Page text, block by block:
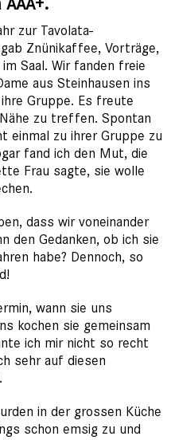
zur Tavolata-
Znünikaffee, Vorträge,
Saal. Wir fanden freie
aus Steinhausen ins
Gruppe. Es freute
zu treffen. Spontan
einmal zu ihrer Gruppe zu
fand ich den Mut, die
Frau sagte, sie wolle
dass wir voneinander
den Gedanken, ob ich sie
habe? Dennoch, so
wann sie uns
kochen sie gemeinsam
ich mir nicht so recht
sehr auf diesen
in der grossen Küche
schon emsig zu und